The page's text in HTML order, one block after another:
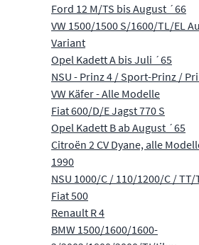
Ford 12 M/TS bis August ´66
VW 1500/1500 S/1600/TL/EL
Variant
Opel Kadett A bis Juli ´65
NSU - Prinz 4 / Sport-Prinz /
VW Käfer - Alle Modelle
Fiat 600/D/E Jagst 770 S
Opel Kadett B ab August ´65
Citroën 2 CV Dyane, alle
1990
NSU 1000/C / 110/1200/C / TT/
Fiat 500
Renault R 4
BMW 1500/1600/1600-